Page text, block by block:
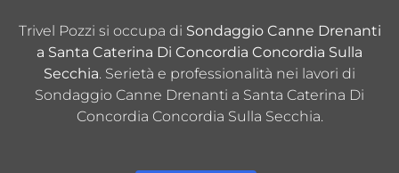
Trivel Pozzi si occupa di Sondaggio Canne Drenanti
a Santa Caterina Di Concordia Concordia Sulla
Secchia. Serietà e professionalità nei lavori di
Sondaggio Canne Drenanti a Santa Caterina Di
Concordia Concordia Sulla Secchia.